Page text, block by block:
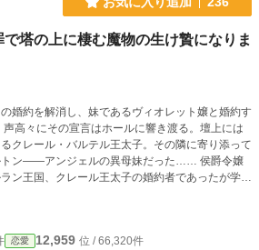
で塔の上に棲む魔物の生け贄になりま
婚約を解消し、妹であるヴィオレット嬢と婚約す
クレール・バルテル王太子。その隣に寄り添って
――アンジェルの異母妹だった…… 侯爵令嬢
ン王国、クレール王太子の婚約者であったが学園
約破棄されてしまう。更にその場で告げられたの
レットとの婚約だった。 しかし幼い頃から厳し
ルに比べて甘やかされて育ったヴィオレットはそ
った。何の教養もない娘を王太子の婚約者にしよ
恋愛 12,959 位 / 66,320件